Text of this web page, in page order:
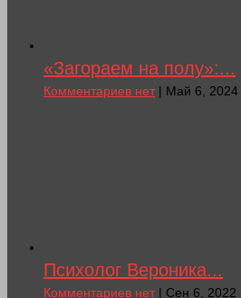
«Загораем на полу»:...
Комментариев нет| Май 6, 2024
Психолог Вероника...
Комментариев нет| Сен 6, 2022